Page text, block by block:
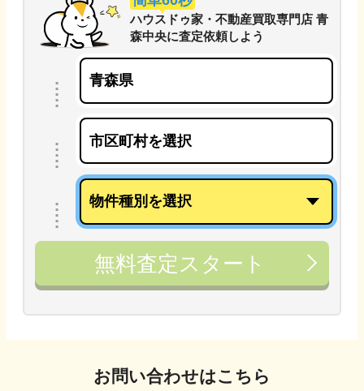
ハウスドゥ家・不動産買取専門店 青
森中央に査定依頼しよう
無料査定スタート
お問い合わせはこちら